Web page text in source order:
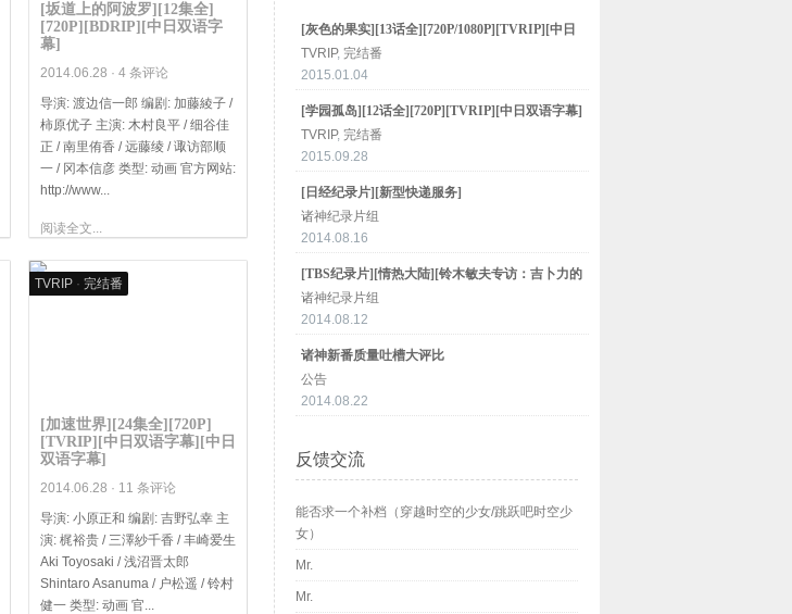
[坂道上的阿波罗][12集全]
[720P][BDRIP][中日双语字
幕]
2014.06.28 · 4 条评论
导演: 渡边信一郎 编剧: 加藤綾子 /
柿原优子 主演: 木村良平 / 细谷佳
正 / 南里侑香 / 远藤绫 / 诹访部顺
一 / 冈本信彦 类型: 动画 官方网站:
http://www...
阅读全文...
TVRIP · 完结番
[加速世界][24集全][720P]
[TVRIP][中日双语字幕][中日
双语字幕]
2014.06.28 · 11 条评论
导演: 小原正和 编剧: 吉野弘幸 主
演: 梶裕贵 / 三澤紗千香 / 丰崎爱生
Aki Toyosaki / 浅沼晋太郎
Shintaro Asanuma / 户松遥 / 铃村
健一 类型: 动画 官...
[灰色的果实][13话全][720P/1080P][TVRIP][中日
双语字幕]
TVRIP, 完结番
2015.01.04
[学园孤岛][12话全][720P][TVRIP][中日双语字幕]
TVRIP, 完结番
2015.09.28
[日经纪录片][新型快递服务]
诸神纪录片组
2014.08.16
[TBS纪录片][情热大陆][铃木敏夫专访：吉卜力的
未来]
诸神纪录片组
2014.08.12
诸神新番质量吐槽大评比
公告
2014.08.22
反馈交流
能否求一个补档（穿越时空的少女/跳跃吧时空少
女）
Mr.
Mr.